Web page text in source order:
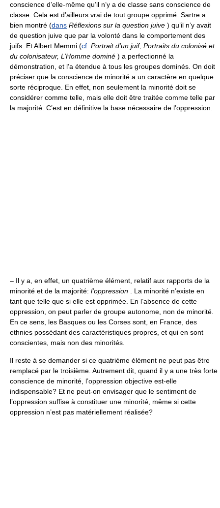
conscience d’elle-même qu’il n’y a de classe sans conscience de
classe. Cela est d’ailleurs vrai de tout groupe opprimé. Sartre a
bien montré (dans Réflexions sur la question juive ) qu’il n’y avait
de question juive que par la volonté dans le comportement des
juifs. Et Albert Memmi (cf Portrait d’un juif, Portraits du colonisé et
du colonisateur, L’Homme dominé ) a perfectionné la
démonstration, et l’a étendue à tous les groupes dominés. On doit
préciser que la conscience de minorité a un caractère en quelque
sorte réciproque. En effet, non seulement la minorité doit se
considérer comme telle, mais elle doit être traitée comme telle par
la majorité. C’est en définitive la base nécessaire de l’oppression.
– Il y a, en effet, un quatrième élément, relatif aux rapports de la
minorité et de la majorité: l’oppression . La minorité n’existe en
tant que telle que si elle est opprimée. En l’absence de cette
oppression, on peut parler de groupe autonome, non de minorité.
En ce sens, les Basques ou les Corses sont, en France, des
ethnies possédant des caractéristiques propres, et qui en sont
conscientes, mais non des minorités.
Il reste à se demander si ce quatrième élément ne peut pas être
remplacé par le troisième. Autrement dit, quand il y a une très forte
conscience de minorité, l’oppression objective est-elle
indispensable? Et ne peut-on envisager que le sentiment de
l’oppression suffise à constituer une minorité, même si cette
oppression n’est pas matériellement réalisée?